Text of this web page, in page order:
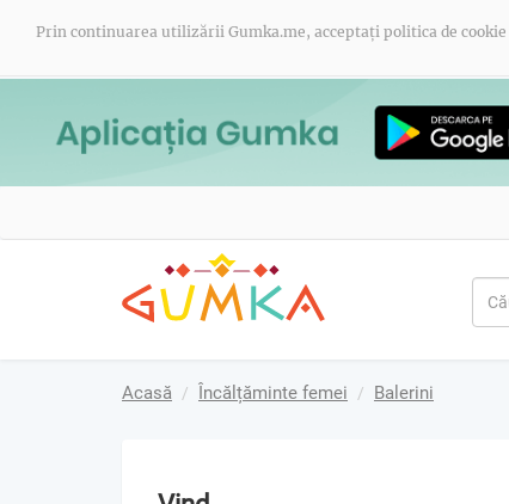
Prin continuarea utilizării Gumka.me, acceptați politica de cookie
Acasă Încălțăminte femei Balerini